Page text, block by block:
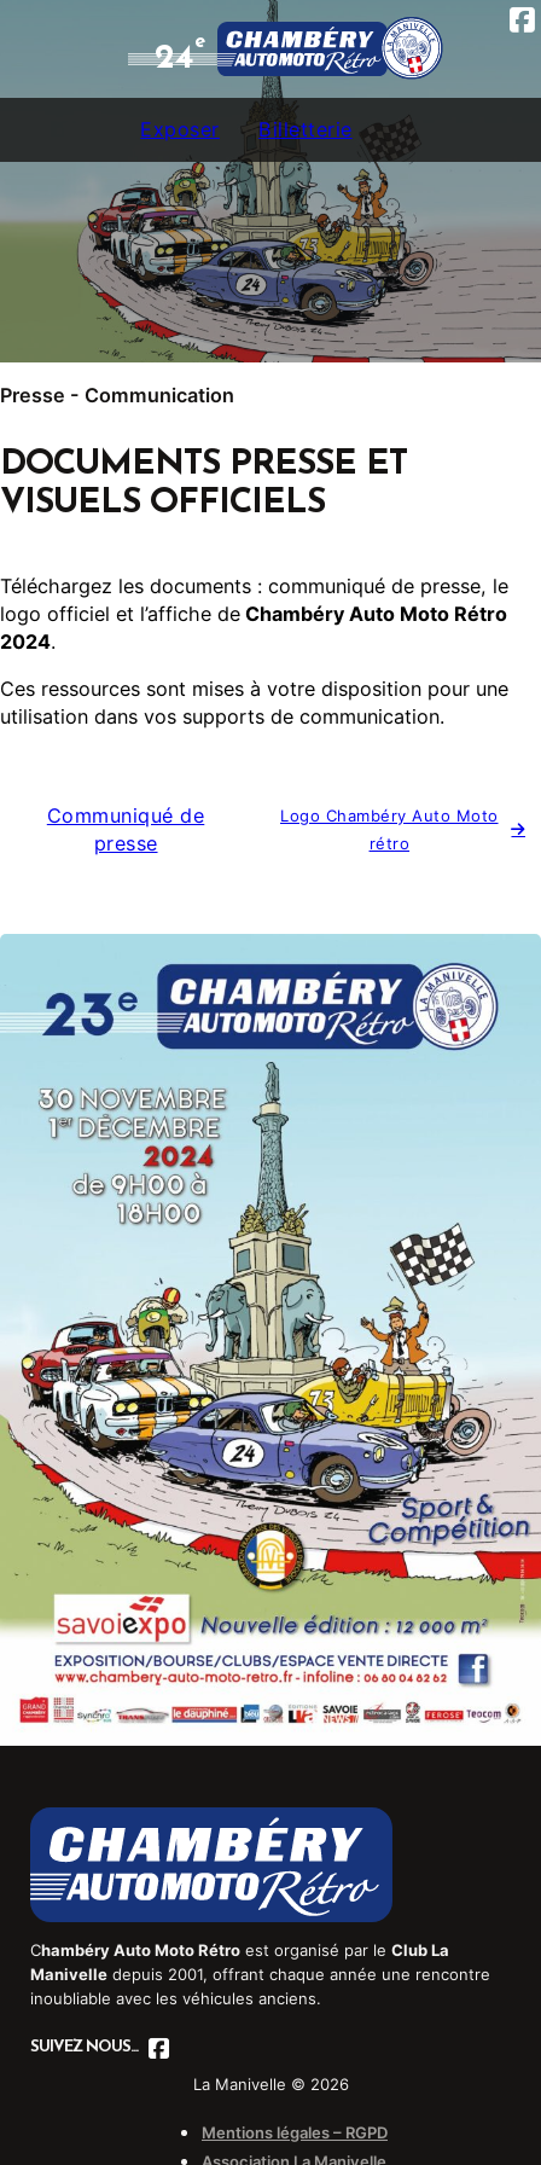
24e
Exposer Billetterie
Presse - Communication
DOCUMENTS PRESSE ET
VISUELS OFFICIELS
Téléchargez les documents : communiqué de presse, le
logo officiel et l’affiche de Chambéry Auto Moto Rétro
2024.
Ces ressources sont mises à votre disposition pour une
utilisation dans vos supports de communication.
Communiqué de
presse
Logo Chambéry Auto Moto
rétro
Chambéry Auto Moto Rétroest organisé par le Club La
Manivelledepuis 2001, offrant chaque année une rencontre
inoubliable avec les véhicules anciens.
SUIVEZ NOUS...
La Manivelle © 2026
Mentions légales – RGPD